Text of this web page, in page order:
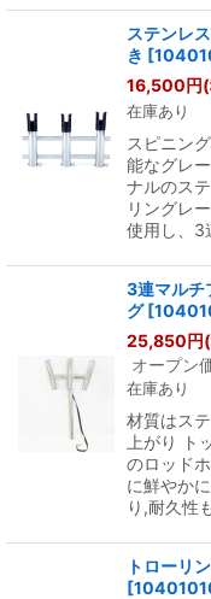
ステンレ
き [
16,500円
在庫あり
スピニン
能なグレ
ナルのス
リングレ
使用し、3
3連マルチ
グ [
25,850円
オープン
在庫あり
材質はス
上がり ト
のロッド
に鮮やか
り,耐久性
トローリ
[